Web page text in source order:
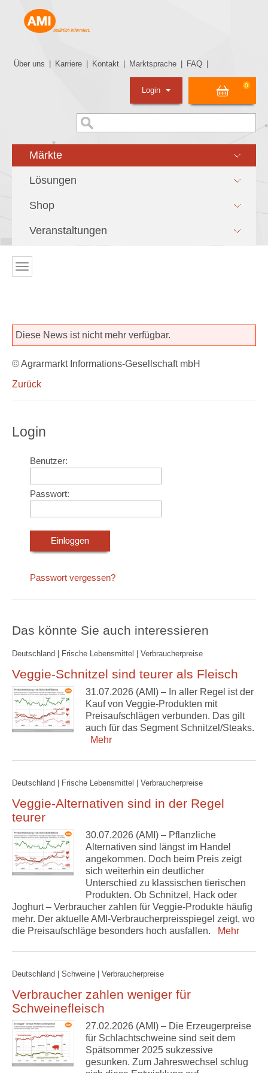
Über uns Karriere Kontakt Marktsprache FAQ
0
Login
Märkte
Lösungen
Shop
Veranstaltungen
Diese News ist nicht mehr verfügbar.
© Agrarmarkt Informations-Gesellschaft mbH
Zurück
Login
Benutzer:
Passwort:
Passwort vergessen?
Das könnte Sie auch interessieren
Deutschland | Frische Lebensmittel | Verbraucherpreise
Veggie-Schnitzel sind teurer als Fleisch
31.07.2026 (AMI) – In aller Regel ist der
Kauf von Veggie-Produkten mit
Preisaufschlägen verbunden. Das gilt
auch für das Segment Schnitzel/Steaks.
Mehr
Deutschland | Frische Lebensmittel | Verbraucherpreise
Veggie-Alternativen sind in der Regel
teurer
30.07.2026 (AMI) – Pflanzliche
Alternativen sind längst im Handel
angekommen. Doch beim Preis zeigt
sich weiterhin ein deutlicher
Unterschied zu klassischen tierischen
Produkten. Ob Schnitzel, Hack oder
Joghurt – Verbraucher zahlen für Veggie-Produkte häufig
mehr. Der aktuelle AMI-Verbraucherpreisspiegel zeigt, wo
die Preisaufschläge besonders hoch ausfallen.
Mehr
Deutschland | Schweine | Verbraucherpreise
Verbraucher zahlen weniger für
Schweinefleisch
27.02.2026 (AMI) – Die Erzeugerpreise
für Schlachtschweine sind seit dem
Spätsommer 2025 sukzessive
gesunken. Zum Jahreswechsel schlug